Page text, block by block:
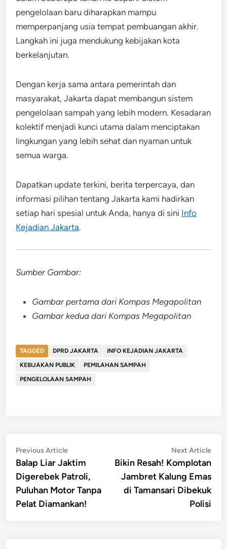
pengelolaan baru diharapkan mampu
memperpanjang usia tempat pembuangan akhir.
Langkah ini juga mendukung kebijakan kota
berkelanjutan.
Dengan kerja sama antara pemerintah dan
masyarakat, Jakarta dapat membangun sistem
pengelolaan sampah yang lebih modern. Kesadaran
kolektif menjadi kunci utama dalam menciptakan
lingkungan yang lebih sehat dan nyaman untuk
semua warga.
Dapatkan update terkini, berita terpercaya, dan
informasi pilihan tentang Jakarta kami hadirkan
setiap hari spesial untuk Anda, hanya di sini Info
Kejadian Jakarta.
Sumber Gambar:
Gambar pertama dari Kompas Megapolitan
Gambar kedua dari Kompas Megapolitan
TAGGED DPRD JAKARTA
INFO KEJADIAN JAKARTA
KEBIJAKAN PUBLIK
PEMILAHAN SAMPAH
PENGELOLAAN SAMPAH
Post
navigation
Previous ArticlePrevious
article:
Balap Liar Jaktim
Digerebek Patroli,
Puluhan Motor Tanpa
Pelat Diamankan!
Next Article
Bikin Resah! Komplotan
Jambret Kalung Emas
di Tamansari Dibekuk
Polisi